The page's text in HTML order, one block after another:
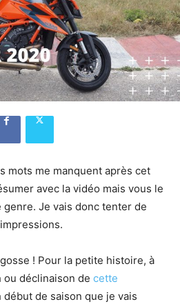
mots me manquent après cet
avec la vidéo mais vous le
genre. Je vais donc tenter de
! Pour la petite histoire, à
déclinaison de cette
début de saison que je vais